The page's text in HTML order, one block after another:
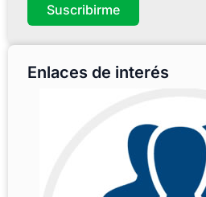
Suscribirme
Enlaces de interés